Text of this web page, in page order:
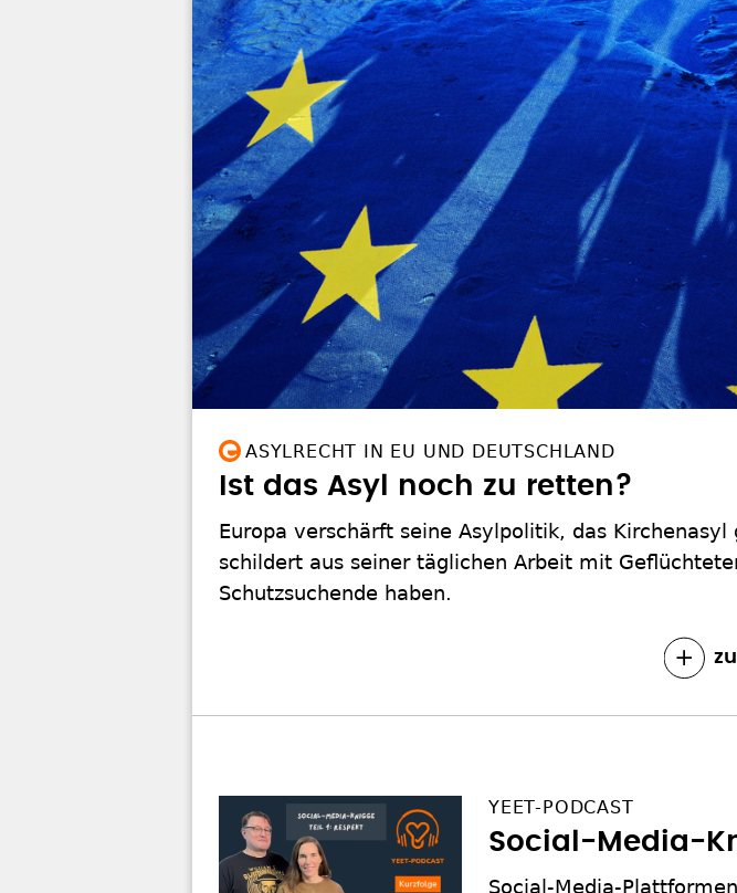
ASYLRECHT IN EU UND DEUTSCHLAND
Ist das Asyl noch zu retten?
Europa verschärft seine Asylpolitik, das
schildert aus seiner täglichen Arbeit mit
Schutzsuchende haben.
YEET-PODCAST
Social-Media-
Social-Media-